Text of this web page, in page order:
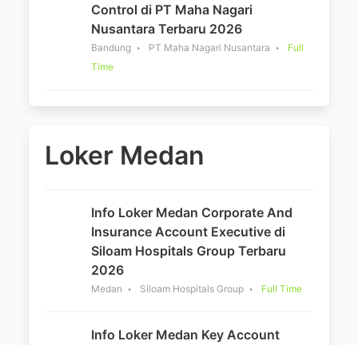
Control di PT Maha Nagari
Nusantara Terbaru 2026
Bandung PT Maha Nagari Nusantara
Full
Time
Loker Medan
Info Loker Medan Corporate And
Insurance Account Executive di
Siloam Hospitals Group Terbaru
2026
Medan Siloam Hospitals Group Full Time
Info Loker Medan Key Account